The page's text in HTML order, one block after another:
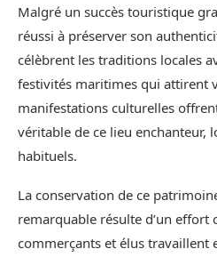
Malgré un succès touristique
réussi à préserver son
célèbrent les traditions locales
festivités maritimes qui attirent
manifestations culturelles
véritable de ce lieu enchanteur,
habituels.
La conservation de ce
remarquable résulte d’un effort
commerçants et élus travaillent